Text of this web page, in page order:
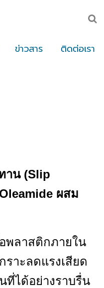
ข่าวสาร ติดต่อเรา
าน (Slip
ผสม
พลาสติกภายใน
าะลดแรงเสียด
ที่ได้อย่างราบรื่น